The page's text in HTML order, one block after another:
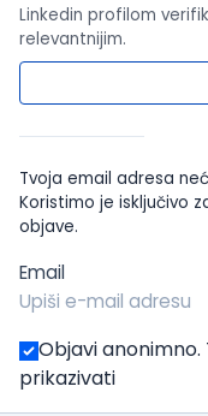
Linkedin profilom
relevantnijim.
Tvoja email adresa
Koristimo je isključivo
objave.
Email
Objavi
prikazivati